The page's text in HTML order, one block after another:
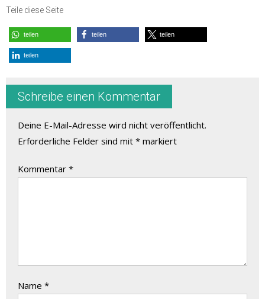
Teile diese Seite
teilen teilen teilen
teilen
Schreibe einen Kommentar
Deine E-Mail-Adresse wird nicht veröffentlicht.
Erforderliche Felder sind mit * markiert
Kommentar *
Name *